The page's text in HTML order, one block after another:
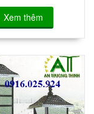
Xem thêm